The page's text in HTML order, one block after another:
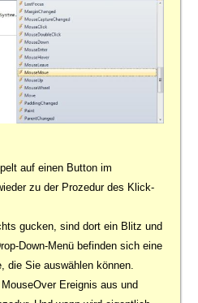
auf einen Button im
zu der Prozedur des Klick-
gucken, sind dort ein Blitz und
Down-Menü befinden sich eine
die Sie auswählen können.
Ereignis aus und